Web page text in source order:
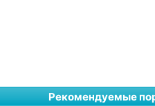
Рекомендуемые